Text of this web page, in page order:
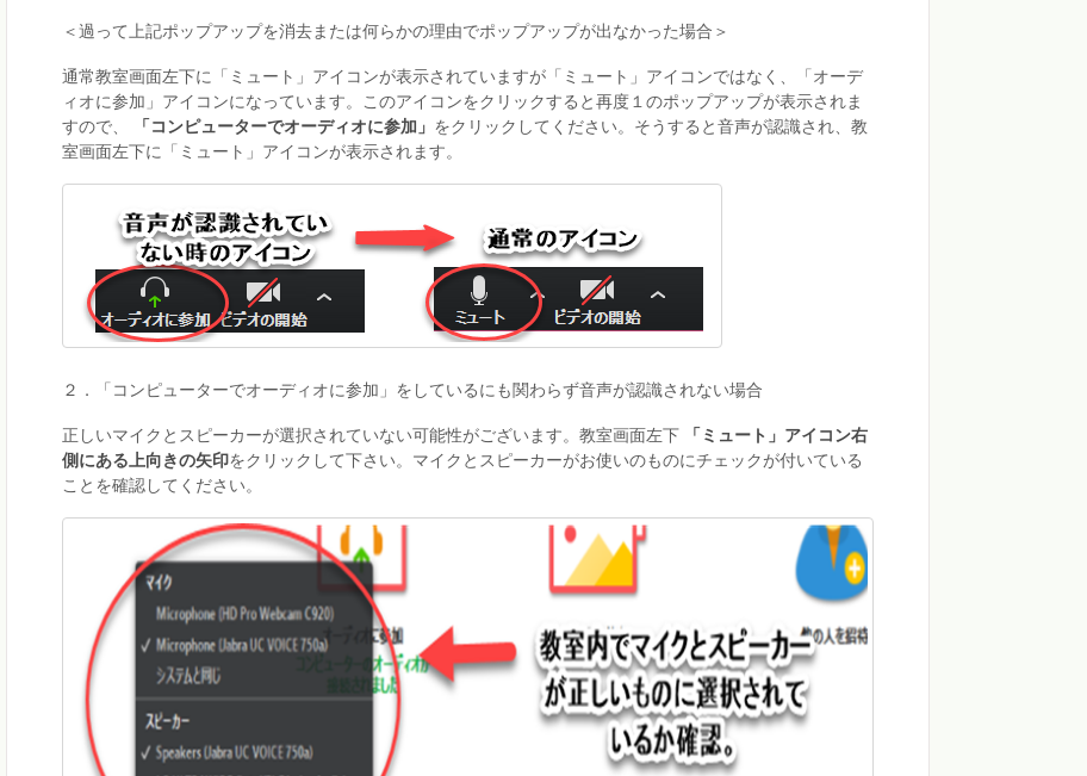
＜過って上記ポップアップを消去または何らかの理由でポップアップが出なかった場合＞
通常教室画面左下に「ミュート」アイコンが表示されていますが「ミュート」アイコンではなく、「オーデ
ィオに参加」アイコンになっています。このアイコンをクリックすると再度１のポップアップが表示されま
すので、
「コンピューターでオーディオに参加」 をクリックしてください。そうすると音声が認識され、教
室画面左下に「ミュート」アイコンが表示されます。
２．「コンピューターでオーディオに参加」をしているにも関わらず音声が認識されない場合
正しいマイクとスピーカーが選択されていない可能性がございます。教室画面左下 「ミュート」アイコン右
側にある上向きの矢印をクリックして下さい。マイクとスピーカーがお使いのものにチェックが付いている
ことを確認してください。